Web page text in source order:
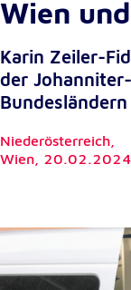
Wien
Karin Zeiler-
der
Niederösterreich,
Wien, 20.02.2024
1 Jahr
Name:
Cookie
1 Jahr